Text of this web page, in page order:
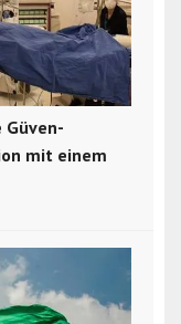
Güven-
mit einem